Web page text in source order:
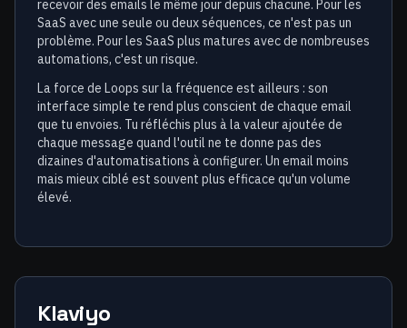
recevoir des emails le même jour depuis chacune. Pour les
SaaS avec une seule ou deux séquences, ce n'est pas un
problème. Pour les SaaS plus matures avec de nombreuses
automations, c'est un risque.
La force de Loops sur la fréquence est ailleurs : son
interface simple te rend plus conscient de chaque email
que tu envoies. Tu réfléchis plus à la valeur ajoutée de
chaque message quand l'outil ne te donne pas des
dizaines d'automatisations à configurer. Un email moins
mais mieux ciblé est souvent plus efficace qu'un volume
élevé.
Klaviyo